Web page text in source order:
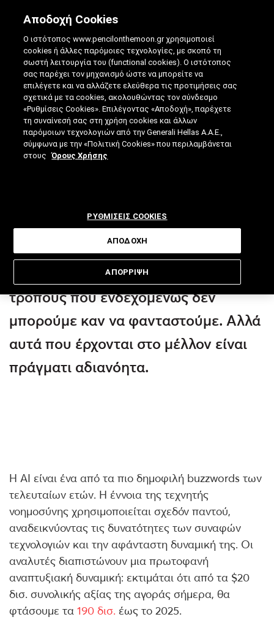
ΤΕΧΝΗΤΉ ΝΟΗΜΟΣΎΝΗ: ΠΏΣ ΑΛΛΆΖΕΙ
ΤΗΝ ΚΑΘΗΜΕΡΙΝΌΤΗΤΆ ΜΑΣ
25.04.2019|9 ΛΕΠΤΑ ΑΝΑΓΝΩΣΗΣ|
ΑΠΟ: ΓΙΆΝΝΗΣ ΓΟΡΑΝΊΤΗΣ
Η ΑΙ αξιοποιείται ήδη, με πολλούς
τρόπους που ενδεχομένως δεν
μπορούμε καν να φανταστούμε. Αλλά
αυτά που έρχονται στο μέλλον είναι
πράγματι αδιανόητα.
H AI είναι ένα από τα πιο δημοφιλή buzzwords των
τελευταίων ετών. Η έννοια της τεχνητής
νοημοσύνης χρησιμοποιείται σχεδόν παντού,
αναδεικνύοντας τις δυνατότητες των συναφών
τεχνολογιών και την αφάνταστη δυναμική της. Οι
αναλυτές διαπιστώνουν μια πρωτοφανή
αναπτυξιακή δυναμική: εκτιμάται ότι από τα $20
δισ. συνολικής αξίας της αγοράς σήμερα, θα
φτάσουμε τα 190 δισ. έως το 2025.
Αποδοχή Cookies
Ο ιστότοπος www.pencilonthemoon.gr χρησιμοποιεί
cookies ή άλλες παρόμοιες τεχνολογίες, με σκοπό τη
σωστή λειτουργία του (functional cookies). Ο ιστότοπος
σας παρέχει τον μηχανισμό ώστε να μπορείτε να
επιλέγετε και να αλλάζετε ελεύθερα τις προτιμήσεις σας
σχετικά με τα cookies, ακολουθώντας τον σύνδεσμο
«Ρυθμίσεις Cookies». Επιλέγοντας «Αποδοχή», παρέχετε
τη συναίνεσή σας στη χρήση cookies και άλλων
παρόμοιων τεχνολογιών από την Generali Hellas A.A.E.,
σύμφωνα με την «Πολιτική Cookies» που περιλαμβάνεται
στους
Όρους Χρήσης
ΡΥΘΜΙΣΕΙΣ COOKIES
ΑΠΟΡΡΙΨΗ
ΑΠΟΔΟΧΗ